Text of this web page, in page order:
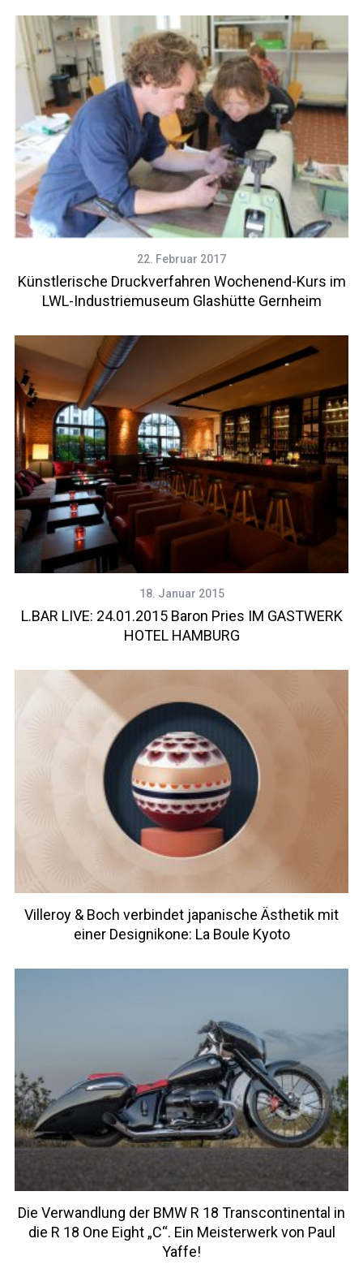
22. Februar 2017
Künstlerische Druckverfahren Wochenend-Kurs im
LWL-Industriemuseum Glashütte Gernheim
18. Januar 2015
L.BAR LIVE: 24.01.2015 Baron Pries IM GASTWERK
HOTEL HAMBURG
Villeroy & Boch verbindet japanische Ästhetik mit
einer Designikone: La Boule Kyoto
Die Verwandlung der BMW R 18 Transcontinental in
die R 18 One Eight „C“. Ein Meisterwerk von Paul
Yaffe!